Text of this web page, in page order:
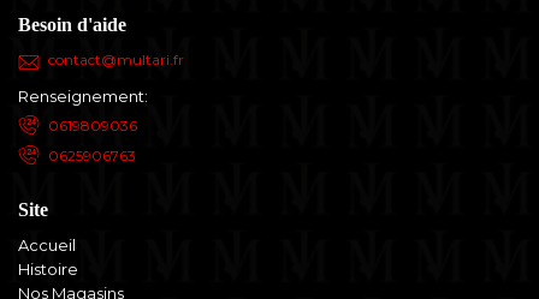
Besoin d'aide
contact@multari.fr
Renseignement:
0619809036
0625906763
Site
Accueil
Histoire
Nos Magasins